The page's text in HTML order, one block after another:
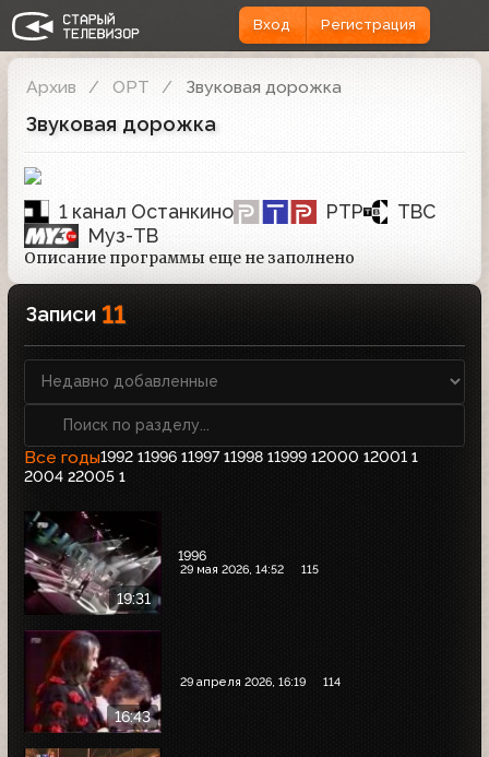
Вход Регистрация
Архив ОРТ Звуковая дорожка
Звуковая дорожка
1 канал Останкино РТР
ТВС
Муз-ТВ
Описание программы еще не заполнено
Записи 11
Все годы1992 11996 11997 11998 11999 12000 12001 1
2004 22005 1
19:31
1996
29 мая 2026, 14:52 115
16:43
29 апреля 2026, 16:19 114